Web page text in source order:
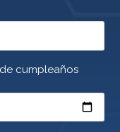
cumpleaños